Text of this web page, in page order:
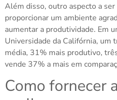
Além disso, outro aspecto a
proporcionar um ambiente
aumentar a produtividade. Em
Universidade da Califórnia, um
média, 31% mais produtivo,
vende 37% a mais em
Como fornecer